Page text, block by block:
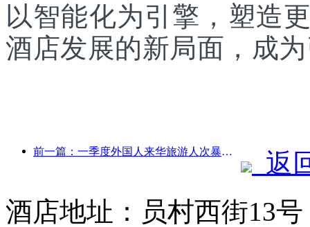
以智能化为引擎，塑造
酒店发展的新局面，成
前一篇：一季度外国人来华旅游人次暴涨4成
返
酒店地址：员村西街13